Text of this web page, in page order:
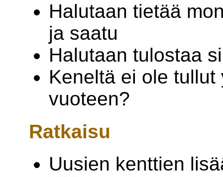
Halutaan tietää
ja saatu
Halutaan tulostaa
Keneltä ei ole
vuoteen?
Ratkaisu
Uusien kenttien